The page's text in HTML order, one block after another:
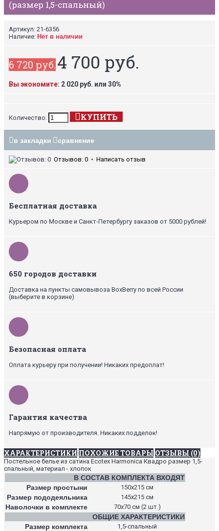
(размер 1,5-спальный)
Артикул: 21-6356
Наличие: Нет в наличии
6 720 руб.4 700 руб.
Вы экономите: 2 020 руб. или 30%
Количество: КУПИТЬ
в закладки сравнение
Отзывов: 0 • Написать отзыв
Бесплатная доставка
Курьером по Москве и Санкт-Петербургу заказов от 5000 рублей!
650 городов доставки
Доставка на пункты самовывоза BoxBerry по всей России
(выберите в корзине)
Безопасная оплата
Оплата курьеру при получении! Никаких предоплат!
Гарантия качества
Напрямую от производителя. Никаких подделок!
ХАРАКТЕРИСТИКИ ПОХОЖИЕ ТОВАРЫ ОТЗЫВЫ (0)
Постельное белье из сатина Ecotex Harmonica Квадро размер 1,5-
спальный, материал - хлопок
В СОСТАВ КОМПЛЕКТА ВХОДЯТ
Размер простыни
150х215 см
Размер пододеяльника 145х215 см
Наволочки в комплекте 70х70 см (2 шт.)
ОБЩИЕ ХАРАКТЕРИСТИКИ
Размер комплекта
1,5-спальный